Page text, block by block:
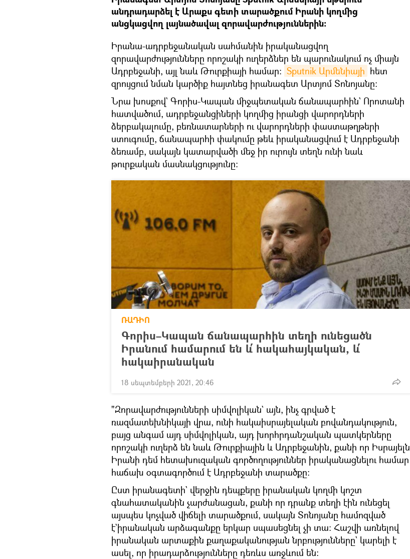
անդրադարձել է Արաքս գետի տարածքում Իրանի կողմից
անցկացվող լայնածավալ զորավարժություններին։
Իրանա-ադրբեջանական սահմանին իրականացվող
զորավարժությունները որոշակի ուղերձներ են պարունակում ոչ միայն
Ադրբեջանի, այլ նաև Թուրքիայի համար։ Sputnik Արմենիայի հետ
զրույցում նման կարծիք հայտնեց իրանագետ Արտյոմ Տոնոյանը։
Նրա խոսքով` Գորիս-Կապան միջպետական ճանապարհին` Որոտանի
հատվածում, ադրբեջանցիների կողմից իրանցի վարորդների
ձերբակալումը, բեռնատարների ու վարորդների փաստաթղթերի
ստուգումը, ճանապարհի փակումը թեև իրականացվում է Ադրբեջանի
ձեռամբ, սակայն կատարվածի մեջ իր ուրույն տեղն ունի նաև
թուրքական մասնակցությունը։
ՌԱԴԻՈ
Գորիս–Կապան ճանապարհին տեղի ունեցածն
Իրանում համարում են և՛ հակահայկական, և՛
հակաիրանական
18 սեպտեմբերի 2021, 20:46
"Զորավարժությունների սիմվոլիկան` այն, ինչ գրված է
ռազմատեխնիկայի վրա, ունի հակաիսրայելական բովանդակություն,
բայց անգամ այդ սիմվոլիկան, այդ խորհրդանշական պատկերները
որոշակի ուղերձ են նաև Թուրքիային և Ադրբեջանին, քանի որ Իսրայելն
Իրանի դեմ հետախուզական գործողություններ իրականացնելու համար
հաճախ օգտագործում է Ադրբեջանի տարածքը։
Ըստ իրանագետի` վերջին դեպքերը իրանական կողմի կոշտ
գնահատականին չարժանացան, քանի որ դրանք տեղի էին ունեցել
այսպես կոչված վիճելի տարածքում, սակայն Տոնոյանը համոզված
է`իրանական արձագանքը երկար սպասեցնել չի տա։ Հաշվի առնելով
իրանական արտաքին քաղաքականության նրբությունները` կարելի է
ասել, որ իրադարձությունները դեռևս առջևում են։